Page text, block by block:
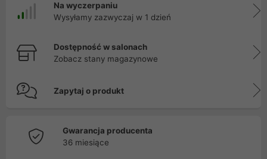
Na wyczerpaniu
Wysyłamy zazwyczaj w 1 dzień
Dostępność w salonach
Zobacz stany magazynowe
Zapytaj o produkt
Gwarancja producenta
36 miesiące